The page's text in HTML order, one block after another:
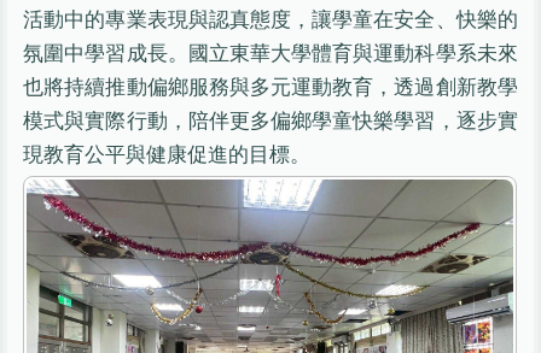
活動中的專業表現與認真態度，讓學童在安全、快樂的
氛圍中學習成長。國立東華大學體育與運動科學系未來
也將持續推動偏鄉服務與多元運動教育，透過創新教學
模式與實際行動，陪伴更多偏鄉學童快樂學習，逐步實
現教育公平與健康促進的目標。